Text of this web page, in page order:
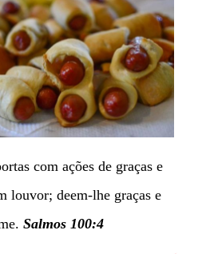
com ações de graças e
louvor; deem-lhe graças e
Salmos 100:4